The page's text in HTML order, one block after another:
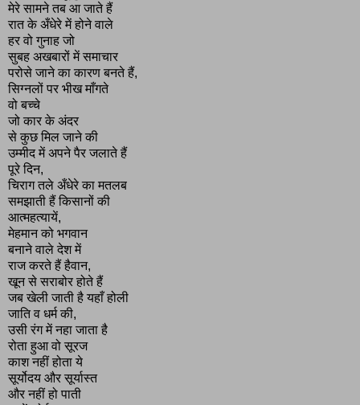
मेरे सामने तब आ जाते हैं
रात के अँधेरे में होने वाले
हर वो गुनाह जो
सुबह अखबारों में समाचार
परोसे जाने का कारण बनते हैं,
सिग्नलों पर भीख माँगते
वो बच्चे
जो कार के अंदर
से कुछ मिल जाने की
उम्मीद में अपने पैर जलाते हैं
पूरे दिन,
चिराग तले अँधेरे का मतलब
समझाती हैं किसानों की
आत्महत्यायें,
मेहमान को भगवान
बनाने वाले देश में
राज करते हैं हैवान,
खून से सराबोर होते हैं
जब खेली जाती है यहाँ होली
जाति व धर्म की,
उसी रंग में नहा जाता है
रोता हुआ वो सूरज
काश नहीं होता ये
सूर्योदय और सूर्यास्त
और नहीं हो पाती